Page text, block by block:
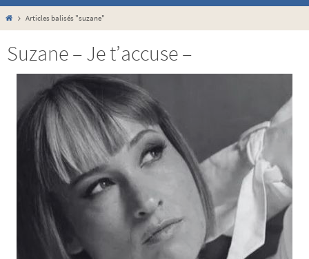
HomeArticles balisés "suzane"
Suzane – Je t’accuse –